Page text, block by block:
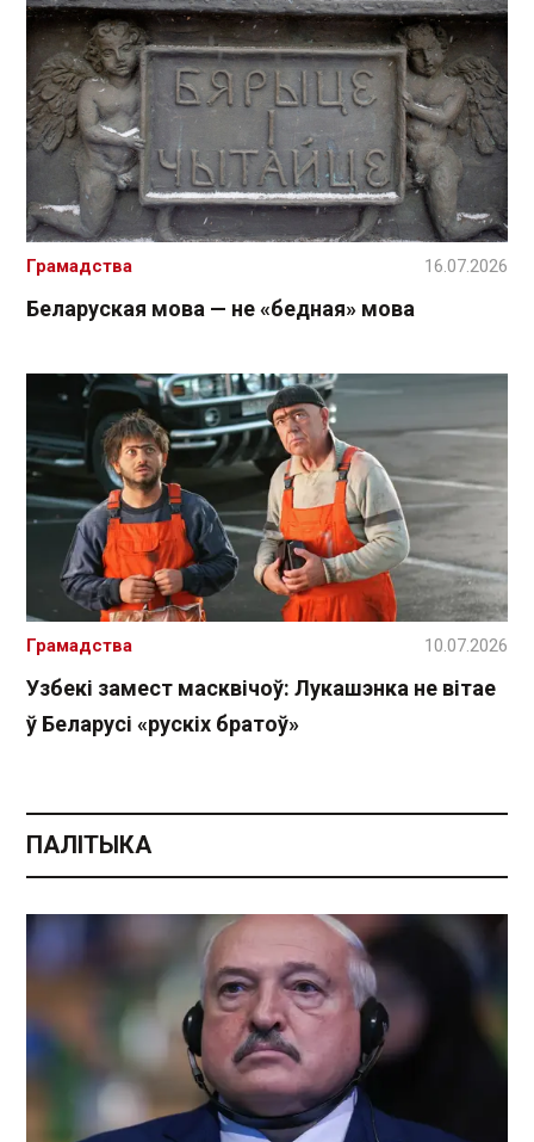
Беларуская мова — не «бедная» мова
Грамадства 16.07.2026
Узбекі замест масквічоў: Лукашэнка не вітае
ў Беларусі «рускіх братоў»
Грамадства 10.07.2026
ПАЛІТЫКА